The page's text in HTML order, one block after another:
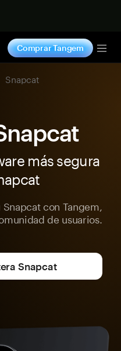
Comprar Tangem
Snapcat
más segura
con Tangem,
de usuarios.
Snapcat